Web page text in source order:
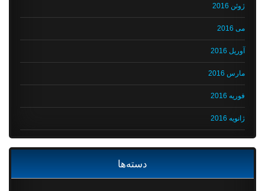
ژوئن 2016
می 2016
آوریل 2016
مارس 2016
فوریه 2016
ژانویه 2016
دسته‌ها